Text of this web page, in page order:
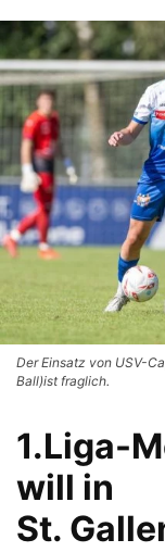
Der Einsatz von USV-
Ball)ist fraglich.
1.Liga-
will in
St.